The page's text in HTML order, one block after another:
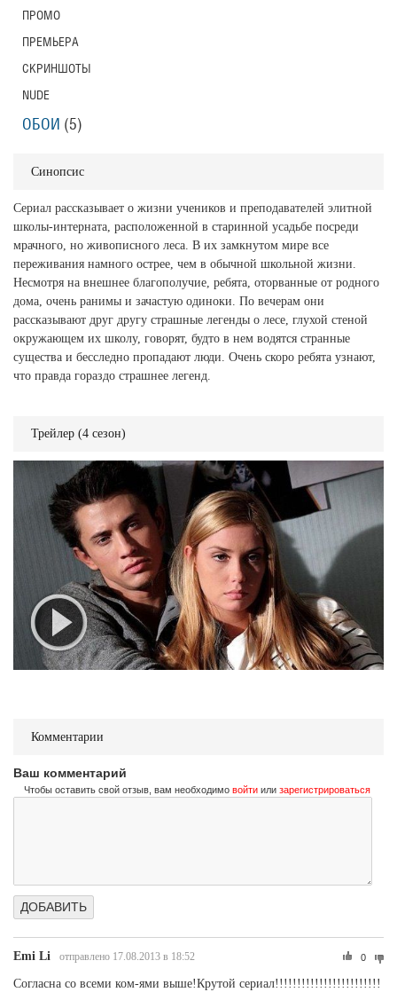
Синопсис
Сериал рассказывает о жизни учеников и преподавателей элитной
школы-интерната, расположенной в старинной усадьбе посреди
мрачного, но живописного леса. В их замкнутом мире все
переживания намного острее, чем в обычной школьной жизни.
Несмотря на внешнее благополучие, ребята, оторванные от родного
дома, очень ранимы и зачастую одиноки. По вечерам они
рассказывают друг другу страшные легенды о лесе, глухой стеной
окружающем их школу, говорят, будто в нем водятся странные
существа и бесследно пропадают люди. Очень скоро ребята узнают,
что правда гораздо страшнее легенд.
Трейлер (4 сезон)
Комментарии
Ваш комментарий
Чтобы оставить свой отзыв, вам необходимо войти или зарегистрироваться
Emi Li отправлено 17.08.2013 в 18:52 0
Согласна со всеми ком-ями выше!Крутой сериал!!!!!!!!!!!!!!!!!!!!!!!!
ПРОМО
ПРЕМЬЕРА
СКРИНШОТЫ
NUDE
ОБОИ (5)